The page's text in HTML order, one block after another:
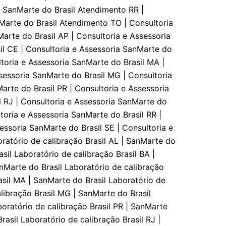
do Brasil Atendimento RR |
do Brasil Atendimento TO | Consultoria
do Brasil AP | Consultoria e Assessoria
CE | Consultoria e Assessoria SanMarte do
e Assessoria SanMarte do Brasil MA |
SanMarte do Brasil MG | Consultoria
do Brasil PR | Consultoria e Assessoria
| Consultoria e Assessoria SanMarte do
e Assessoria SanMarte do Brasil RR |
SanMarte do Brasil SE | Consultoria e
de calibraçāo Brasil AL | SanMarte do
Laboratório de calibraçāo Brasil BA |
do Brasil Laboratório de calibraçāo
MA | SanMarte do Brasil Laboratório de
Brasil MG | SanMarte do Brasil
de calibraçāo Brasil PR | SanMarte
Laboratório de calibraçāo Brasil RJ |